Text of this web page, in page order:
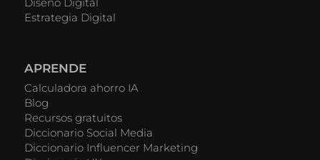
Estrategia Digital
APRENDE
Calculadora ahorro IA
Blog
Recursos gratuitos
Diccionario Social Media
Diccionario Influencer Marketing